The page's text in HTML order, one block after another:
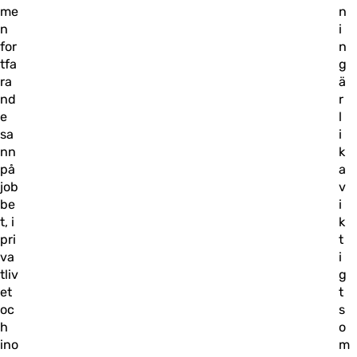
me
n
for
tfa
ra
nd
e
sa
nn
på
job
be
t, i
pri
va
tliv
et
oc
h
ino
n
i
n
g
ä
r
l
i
k
a
v
i
k
t
i
g
t
s
o
m